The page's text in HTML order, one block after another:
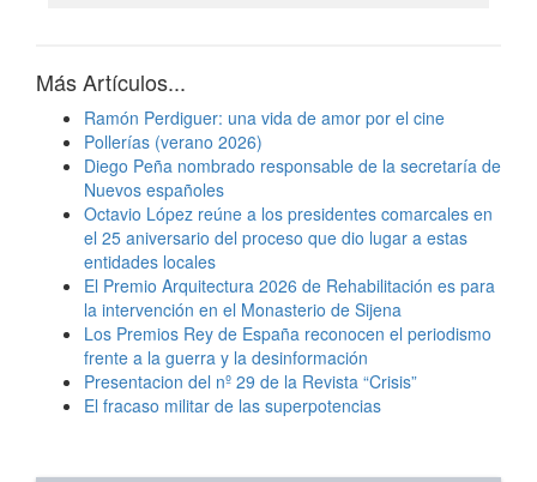
Más Artículos...
Ramón Perdiguer: una vida de amor por el cine
Pollerías (verano 2026)
Diego Peña nombrado responsable de la secretaría de
Nuevos españoles
Octavio López reúne a los presidentes comarcales en
el 25 aniversario del proceso que dio lugar a estas
entidades locales
El Premio Arquitectura 2026 de Rehabilitación es para
la intervención en el Monasterio de Sijena
Los Premios Rey de España reconocen el periodismo
frente a la guerra y la desinformación
Presentacion del nº 29 de la Revista “Crisis”
El fracaso militar de las superpotencias